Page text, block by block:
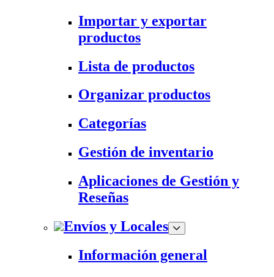
Importar y exportar
productos
Lista de productos
Organizar productos
Categorías
Gestión de inventario
Aplicaciones de Gestión y
Reseñas
Envíos y Locales
Información general